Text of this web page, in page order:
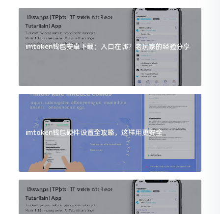
imtoken钱包安卓下载：入口在哪？老玩家的经验分享
imtoken钱包硬件设置全攻略，这样用更安全